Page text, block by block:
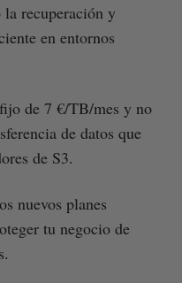
recuperación y
en entornos
de 7 €/TB/mes y no
de datos que
de S3.
nuevos planes
tu negocio de